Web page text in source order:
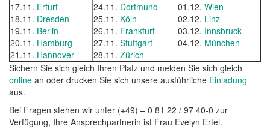
17.11. Erfurt
18.11. Dresden
19.11. Berlin
20.11. Hamburg
21.11. Hannover
24.11. Dortmund
25.11. Köln
26.11. Frankfurt
27.11. Stuttgart
28.11. Zürich
01.12. Wien
02.12. Linz
03.12. Innsbruck
04.12. München
Sichern Sie sich gleich Ihren Platz und melden Sie sich gleich
online an oder drucken Sie sich unsere ausführliche Einladung
aus.
Bei Fragen stehen wir unter (+49) – 0 81 22 / 97 40-0 zur
Verfügung, Ihre Ansprechpartnerin ist Frau Evelyn Ertel.